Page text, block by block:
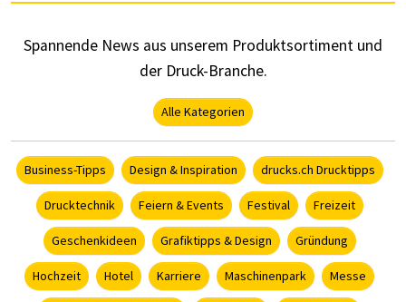
Spannende News aus unserem Produktsortiment und
der Druck-Branche.
Alle Kategorien
Business-Tipps Design & Inspiration drucks.ch Drucktipps
Drucktechnik Feiern & Events Festival Freizeit
Geschenkideen Grafiktipps & Design Gründung
Hochzeit Hotel Karriere Maschinenpark Messe